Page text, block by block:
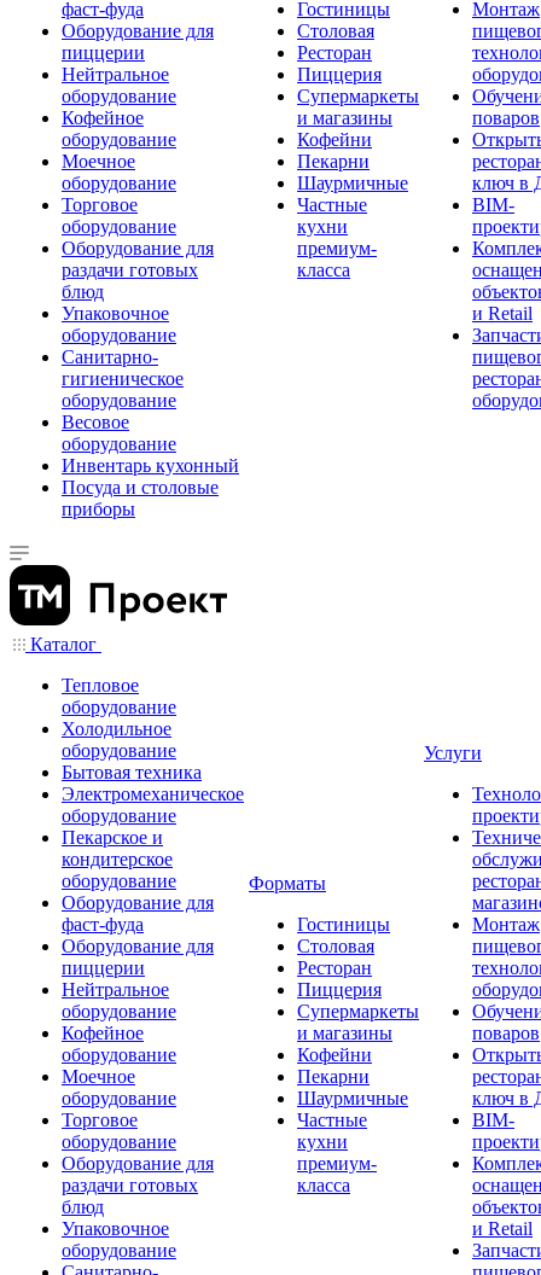
фаст-фуда
Оборудование для
пиццерии
Нейтральное
оборудование
Кофейное
оборудование
Моечное
оборудование
Торговое
оборудование
Оборудование для
раздачи готовых
блюд
Упаковочное
оборудование
Санитарно-
гигиеническое
оборудование
Весовое
оборудование
Инвентарь кухонный
Посуда и столовые
приборы
Гостиницы
Столовая
Ресторан
Пиццерия
Супермаркеты
и магазины
Кофейни
Пекарни
Шаурмичные
Частные
кухни
премиум-
класса
Монтаж
поваров
ключ в
BIM-
и Retail
Каталог
Тепловое
оборудование
Холодильное
оборудование
Бытовая техника
Электромеханическое
оборудование
Пекарское и
кондитерское
оборудование
Оборудование для
фаст-фуда
Оборудование для
пиццерии
Нейтральное
оборудование
Кофейное
оборудование
Моечное
оборудование
Торговое
оборудование
Оборудование для
раздачи готовых
блюд
Упаковочное
оборудование
Форматы
Гостиницы
Столовая
Ресторан
Пиццерия
Супермаркеты
и магазины
Кофейни
Пекарни
Шаурмичные
Частные
кухни
премиум-
класса
Услуги
Монтаж
поваров
ключ в
BIM-
и Retail